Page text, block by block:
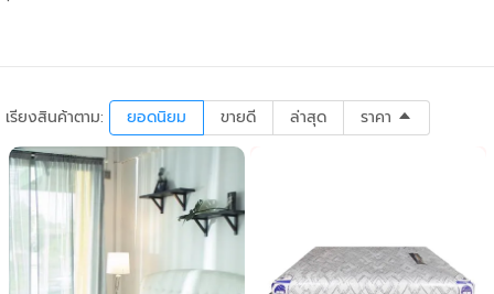
เรียงสินค้าตาม: ยอดนิยม ขายดี ล่าสุด ราคา